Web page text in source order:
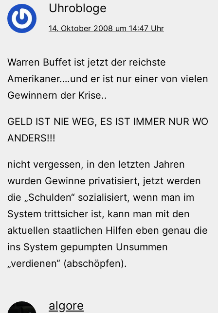
Uhrobloge
14. Oktober 2008 um 14:47 Uhr
Warren Buffet ist jetzt der reichste
Amerikaner….und er ist nur einer von vielen
Gewinnern der Krise..
GELD IST NIE WEG, ES IST IMMER NUR WO
ANDERS!!!
nicht vergessen, in den letzten Jahren
wurden Gewinne privatisiert, jetzt werden
die „Schulden“ sozialisiert, wenn man im
System trittsicher ist, kann man mit den
aktuellen staatlichen Hilfen eben genau die
ins System gepumpten Unsummen
„verdienen“ (abschöpfen).
algore